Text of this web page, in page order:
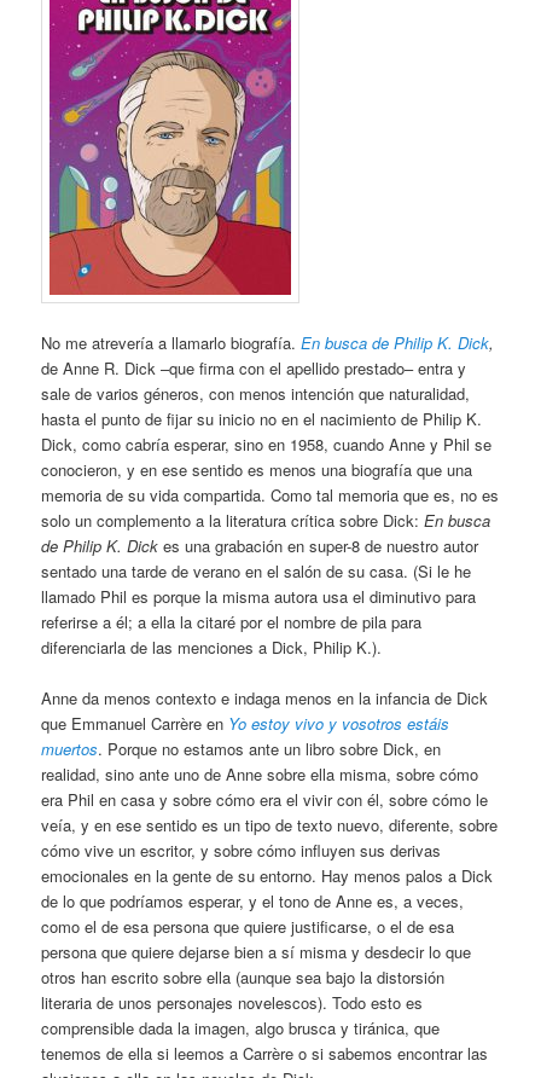
No me atrevería a llamarlo biografía.En busca de Philip K. Dick,
de Anne R. Dick –que firma con el apellido prestado– entra y
sale de varios géneros, con menos intención que naturalidad,
hasta el punto de fijar su inicio no en el nacimiento de Philip K.
Dick, como cabría esperar, sino en 1958, cuando Anne y Phil se
conocieron, y en ese sentido es menos una biografía que una
memoria de su vida compartida. Como tal memoria que es, no es
solo un complemento a la literatura crítica sobre Dick:En busca
de Philip K. Dick es una grabación en super-8 de nuestro autor
sentado una tarde de verano en el salón de su casa. (Si le he
llamado Phil es porque la misma autora usa el diminutivo para
referirse a él; a ella la citaré por el nombre de pila para
diferenciarla de las menciones a Dick, Philip K.).
Anne da menos contexto e indaga menos en la infancia de Dick
que Emmanuel Carrère en Yo estoy vivo y vosotros estáis
muertos. Porque no estamos ante un libro sobre Dick, en
realidad, sino ante uno de Anne sobre ella misma, sobre cómo
era Phil en casa y sobre cómo era el vivir con él, sobre cómo le
veía, y en ese sentido es un tipo de texto nuevo, diferente, sobre
cómo vive un escritor, y sobre cómo influyen sus derivas
emocionales en la gente de su entorno. Hay menos palos a Dick
de lo que podríamos esperar, y el tono de Anne es, a veces,
como el de esa persona que quiere justificarse, o el de esa
persona que quiere dejarse bien a sí misma y desdecir lo que
otros han escrito sobre ella (aunque sea bajo la distorsión
literaria de unos personajes novelescos). Todo esto es
comprensible dada la imagen, algo brusca y tiránica, que
tenemos de ella si leemos a Carrère o si sabemos encontrar las